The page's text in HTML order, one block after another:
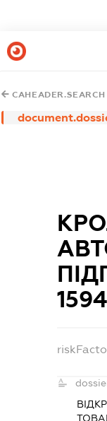
CAHEADER.SEARCH